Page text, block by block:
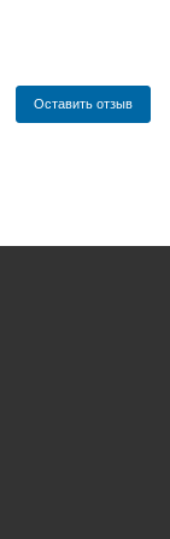
Оставить отзыв